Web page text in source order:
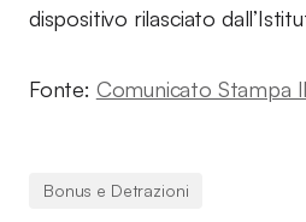
dispositivo rilasciato
Fonte: Comunicato Stampa
Bonus e Detrazioni